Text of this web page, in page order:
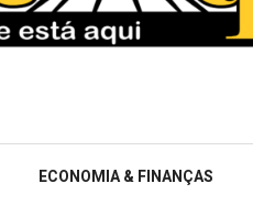
ECONOMIA & FINANÇAS